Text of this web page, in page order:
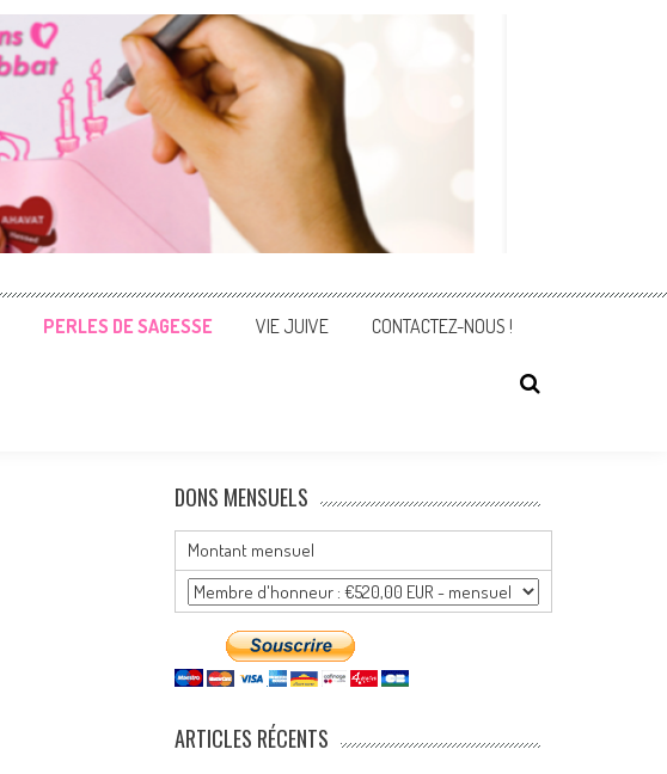
PERLES DE SAGESSE VIE JUIVE CONTACTEZ-NOUS !
DONS MENSUELS
Montant mensuel
ARTICLES RÉCENTS